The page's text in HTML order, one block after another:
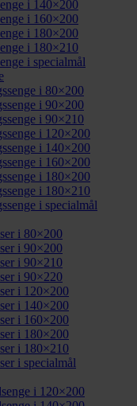
i 140×200
i 160×200
i 180×200
i 180×210
i specialmål
i 80×200
i 90×200
i 90×210
i 120×200
i 140×200
i 160×200
i 180×200
i 180×210
i specialmål
i 80×200
i 90×200
i 90×210
i 90×220
i 120×200
i 140×200
i 160×200
i 180×200
i 180×210
i specialmål
i 120×200